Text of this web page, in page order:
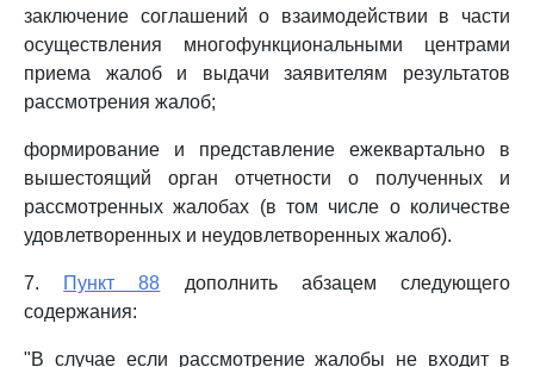
заключение соглашений о взаимодействии в части
осуществления многофункциональными центрами
приема жалоб и выдачи заявителям результатов
рассмотрения жалоб;
формирование и представление ежеквартально в
вышестоящий орган отчетности о полученных и
рассмотренных жалобах (в том числе о количестве
удовлетворенных и неудовлетворенных жалоб).
7. Пункт 88 дополнить абзацем следующего
содержания:
"В случае если рассмотрение жалобы не входит в